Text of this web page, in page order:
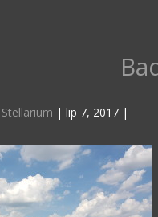
Stellarium | lip 7, 2017|